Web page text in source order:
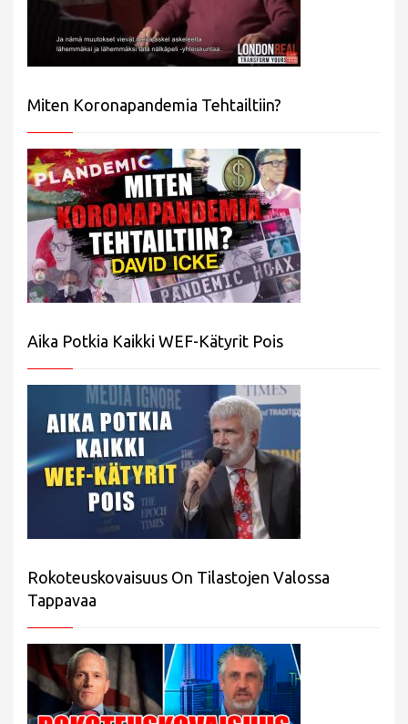
Miten Koronapandemia Tehtailtiin?
Aika Potkia Kaikki WEF-Kätyrit Pois
Rokoteuskovaisuus On Tilastojen Valossa
Tappavaa